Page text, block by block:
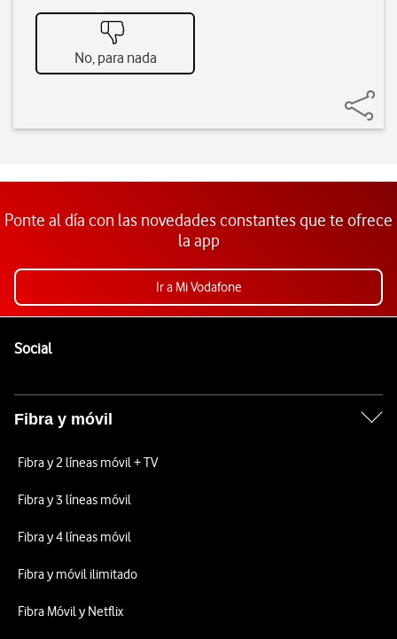
No, para nada
Ponte al día con las novedades constantes que te ofrece
la app
Ir a Mi Vodafone
SocialEnlaces a las redes sociales de Vodafone
Fibra y móvil
Fibra y 2 líneas móvil + TV
Fibra y 3 líneas móvil
Fibra y 4 líneas móvil
Fibra y móvil ilimitado
Fibra Móvil y Netflix